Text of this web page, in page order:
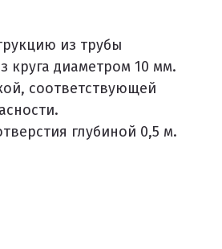
из трубы
круга диаметром 10 мм.
соответствующей
глубиной 0,5 м.